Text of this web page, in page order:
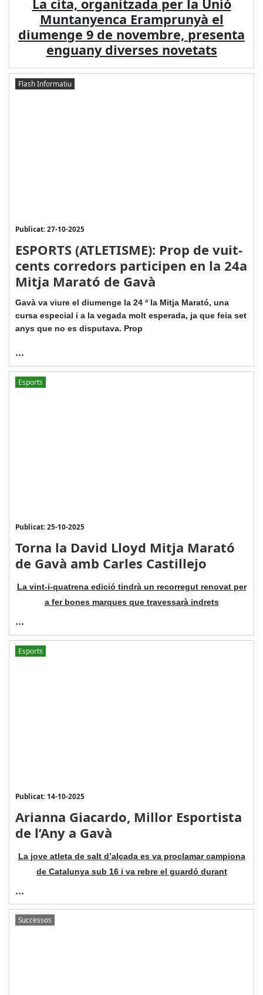
La cita, organitzada per la Unió
Muntanyenca Eramprunyà el
diumenge 9 de novembre, presenta
enguany diverses novetats
Flash Informatiu
Publicat: 27-10-2025
ESPORTS (ATLETISME): Prop de vuit-
cents corredors participen en la 24a
Mitja Marató de Gavà
Gavà va viure el diumenge la 24 ª la Mitja Marató, una
cursa especial i a la vegada molt esperada, ja que feia set
anys que no es disputava. Prop
...
Esports
Publicat: 25-10-2025
Torna la David Lloyd Mitja Marató
de Gavà amb Carles Castillejo
La vint-i-quatrena edició tindrà un recorregut renovat per
a fer bones marques que travessarà indrets
...
Esports
Publicat: 14-10-2025
Arianna Giacardo, Millor Esportista
de l’Any a Gavà
La jove atleta de salt d’alçada es va proclamar campiona
de Catalunya sub 16 i va rebre el guardó durant
...
Successos